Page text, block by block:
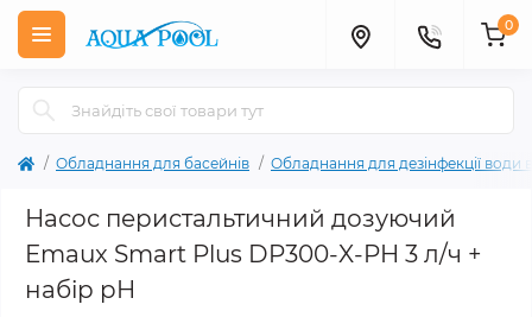
0
Обладнання для басейнів Обладнання для дезінфекції води
Насос перистальтичний дозуючий
Emaux Smart Plus DP300-X-PH 3 л/ч +
набір pH